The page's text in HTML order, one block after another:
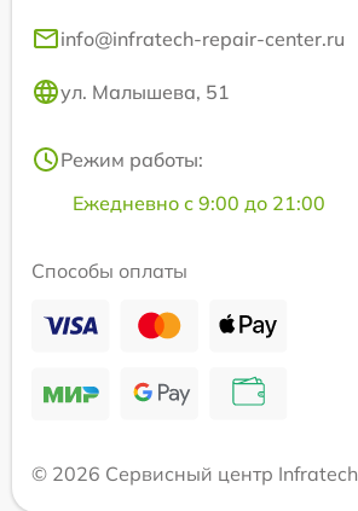
info@infratech-repair-center.ru
ул. Малышева, 51
Режим работы:
Ежедневно с 9:00 до 21:00
Способы оплаты
© 2026 Сервисный центр Infratech